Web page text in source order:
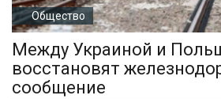
Общество
Между Украиной и
восстановят
сообщение